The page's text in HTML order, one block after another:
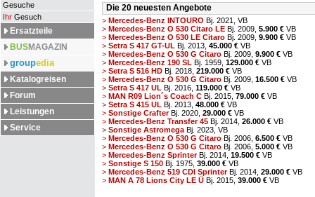
Gesuche
Ihr Gesuch
Ersatzteile
BUSMAGAZIN
groupedia
Katalogreisen
Forum
Leistungen
Service
Die 20 neuesten Angebote
> Mercedes-Benz INTOURO Bj. 2021, VB
> Mercedes-Benz O 530 Citaro LE Bj. 2009, 5.900 € VB
> Mercedes-Benz O 530 LE Citaro Bj. 2009, 9.900 € VB
> Setra S 417 GT-UL Bj. 2013, 45.000 € VB
> Mercedes-Benz O 530 G Citaro Bj. 2009, 9.900 € VB
> Mercedes-Benz 190 SL Bj. 1959, 129.000 € VB
> Setra S 516 HD Bj. 2018, 219.000 € VB
> Mercedes-Benz O 530 G Citaro Bj. 2009, 16.500 € VB
> Setra S 417 UL Bj. 2016, 119.000 € VB
> MAN R09 Lion´s Coach C Bj. 2015, 79.000 € VB
> Setra S 415 UL Bj. 2013, 48.000 € VB
> Sonstige CrafterBj. 2020, 29.000 € VB
> Mercedes-Benz Transfer 45 Bj. 2014, 26.000 € VB
> Sonstige Astromega Bj. 2023, VB
> Mercedes-Benz O 530 G Citaro Bj. 2006, 6.500 € VB
> Mercedes-Benz O 530 G Citaro Bj. 2006, 5.000 € VB
> Mercedes-Benz SprinterBj. 2014, 19.500 € VB
> Sonstige S 150 Bj. 1975, 39.000 € VB
> Mercedes-Benz 519 CDI SprinterBj. 2014, 29.000 € VB
> MAN A 78 Lions City LE Ü Bj. 2015, 39.000 € VB